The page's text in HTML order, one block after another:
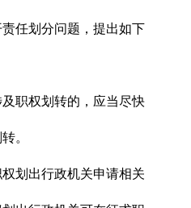
任划分问题，提出如下
职权划转的，应当尽快
。
划出行政机关申请相关